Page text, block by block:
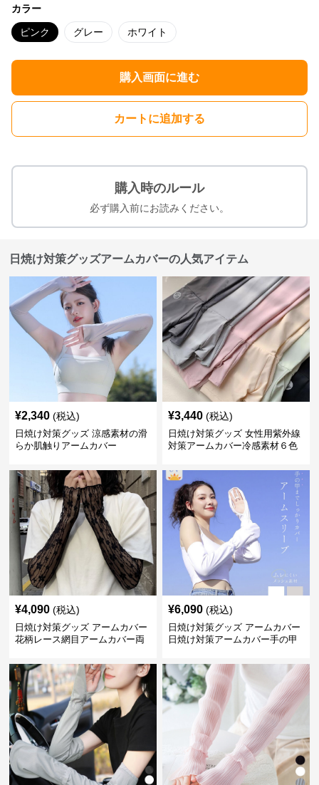
カラー
ピンク グレー ホワイト
購入画面に進む
カートに追加する
購入時のルール
必ず購入前にお読みください。
日焼け対策グッズアームカバーの人気アイテム
¥2,340 (税込)
日焼け対策グッズ 涼感素材の滑
らか肌触りアームカバー
¥3,440 (税込)
日焼け対策グッズ 女性用紫外線
対策アームカバー冷感素材６色
¥4,090 (税込)
日焼け対策グッズ アームカバー
花柄レース網目アームカバー両
¥6,090 (税込)
日焼け対策グッズ アームカバー
日焼け対策アームカバー手の甲